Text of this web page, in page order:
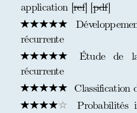
application [ref] [pdf]
récurrente
Étude de
récurrente
Classification
Probabilités